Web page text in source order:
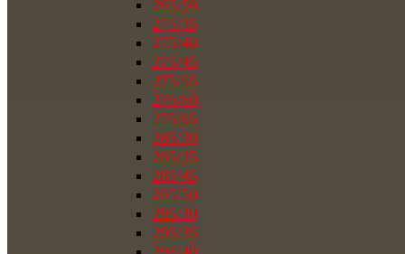
265/50
275/35
275/40
275/45
275/55
275/60
275/65
285/30
285/35
285/45
285/50
295/30
295/35